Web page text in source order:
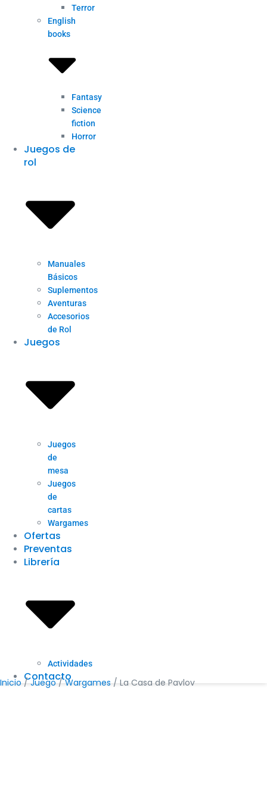
Terror
English
books
Fantasy
Science
fiction
Horror
Juegos de
rol
Manuales
Básicos
Suplementos
Aventuras
Accesorios
de Rol
Juegos
Juegos
de
mesa
Juegos
de
cartas
Wargames
Ofertas
Preventas
Librería
Actividades
Contacto
Inicio /Juego/Wargames / La Casa de Pavlov